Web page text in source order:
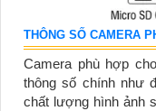
THÔNG SỐ CAMERA
Camera phù hợp
thông số chính như
chất lượng hình ảnh